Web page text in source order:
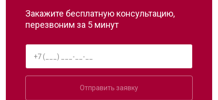
Закажите бесплатную консультацию,
перезвоним за 5 минут
Отправить заявку